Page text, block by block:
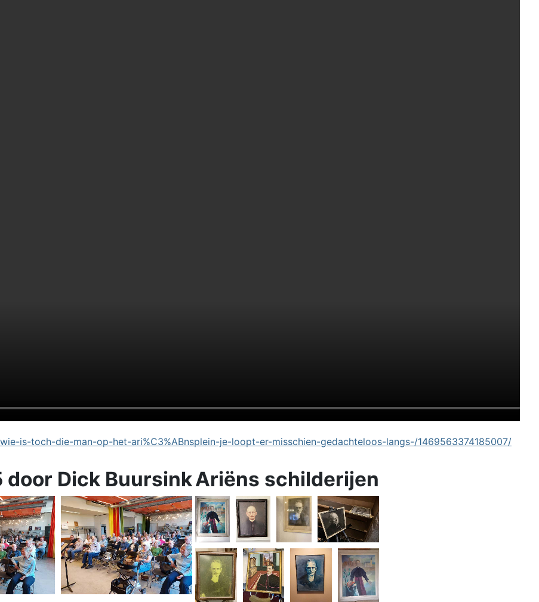
is-toch-die-man-op-het-ari%C3%ABnsplein-je-loopt-er-misschien-gedachteloos-langs-/1469563374185007/
door Dick BuursinkAriëns schilderijen